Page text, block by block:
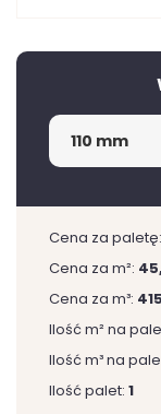
Cena za paletę:
Cena za m²:
Cena za m³:
Ilość m² na
Ilość m³ na
Ilość palet: 1